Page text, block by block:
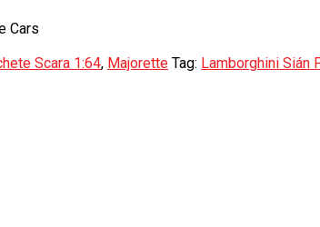
Cars
Scara 1:64, Majorette Tag: Lamborghini Sián